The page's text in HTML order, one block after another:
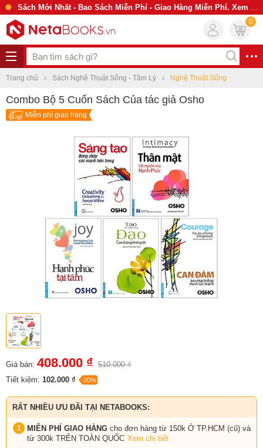
Sách Mới Nhất - Bao Sách Miễn Phí - Giao Hàng Miễn Phí. Xem Ngay
0
Trang chủ Sách Nghệ Thuật Sống - Tâm Lý Nghệ Thuật Sống
Combo Bộ 5 Cuốn Sách Của tác giả Osho
Miễn phí giao hàng
Giá bán: 408.000 ₫ 510.000 ₫
Tiết kiệm: 102.000 ₫ -20%
RẤT NHIỀU ƯU ĐÃI TẠI NETABOOKS:
MIỄN PHÍ GIAO HÀNG cho đơn hàng từ 150k Ở TP.HCM (cũ) và
từ 300k TRÊN TOÀN QUỐC Xem chi tiết